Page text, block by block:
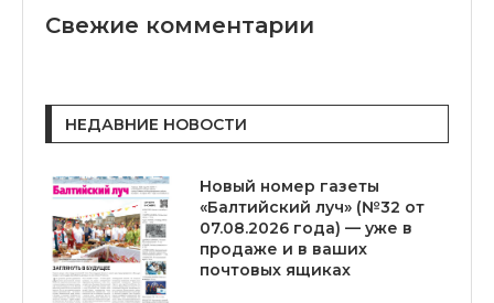
Свежие комментарии
НЕДАВНИЕ НОВОСТИ
Новый номер газеты
«Балтийский луч» (№32 от
07.08.2026 года) — уже в
продаже и в ваших
почтовых ящиках